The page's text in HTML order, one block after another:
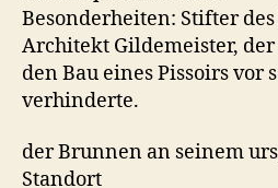
Besonderheiten: Stifter
Architekt Gildemeister,
den Bau eines Pissoirs vor
verhinderte.
der Brunnen an seinem
Standort